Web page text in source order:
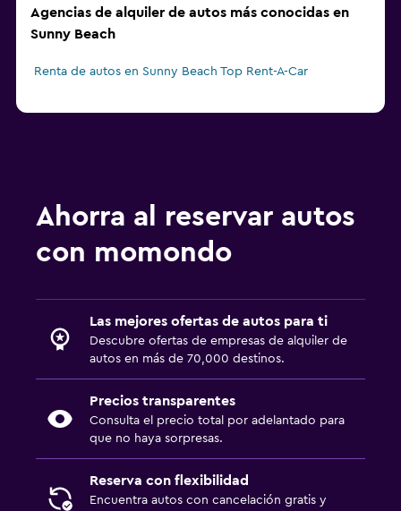
Agencias de alquiler de autos más conocidas en
Sunny Beach
Renta de autos en Sunny Beach Top Rent-A-Car
Ahorra al reservar autos
con momondo
Las mejores ofertas de autos para ti
Descubre ofertas de empresas de alquiler de
autos en más de 70,000 destinos.
Precios transparentes
Consulta el precio total por adelantado para
que no haya sorpresas.
Reserva con flexibilidad
Encuentra autos con cancelación gratis y